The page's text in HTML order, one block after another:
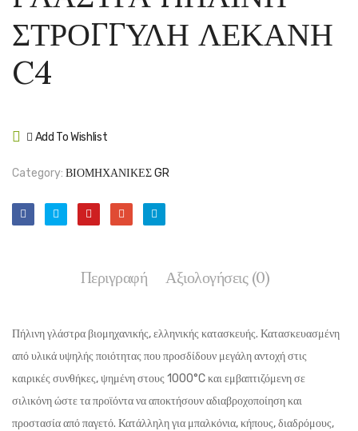
ΣΤΡΟΓΓΥΛΗ ΛΕΚΑΝΗ
C4
Add To Wishlist
Category: ΒΙΟΜΗΧΑΝΙΚΕΣ GR
Περιγραφή Αξιολογήσεις (0)
Πήλινη γλάστρα βιομηχανικής, ελληνικής κατασκευής. Κατασκευασμένη
από υλικά υψηλής ποιότητας που προσδίδουν μεγάλη αντοχή στις
καιρικές συνθήκες, ψημένη στους 1000°C και εμβαπτιζόμενη σε
σιλικόνη ώστε τα προϊόντα να αποκτήσουν αδιαβροχοποίηση και
προστασία από παγετό. Κατάλληλη για μπαλκόνια, κήπους, διαδρόμους,